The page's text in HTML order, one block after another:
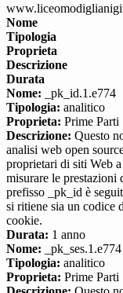
Nome
Tipologia
Proprieta
Descrizione
Durata
Nome: _pk_id.1.e774
Tipologia: analitico
Proprieta: Prime Parti
Descrizione: Questo
analisi web open
proprietari di siti Web
misurare le
prefisso _pk_id è
si ritiene sia un codice
cookie.
Durata: 1 anno
Nome: _pk_ses.1.e774
Tipologia: analitico
Proprieta: Prime Parti